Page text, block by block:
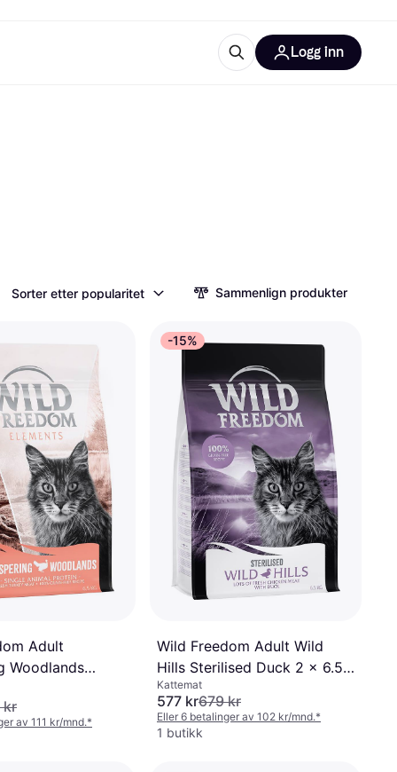
Logg inn
Sorter etter popularitet Sammenlign produkter
Adult
Woodlands
kr
av 111 kr/mnd.*
-15%
Wild Freedom Adult Wild
Hills Sterilised Duck 2 x 6.5
kg
Kattemat
577 kr679 kr
Eller 6 betalinger av 102 kr/mnd.*
1 butikk